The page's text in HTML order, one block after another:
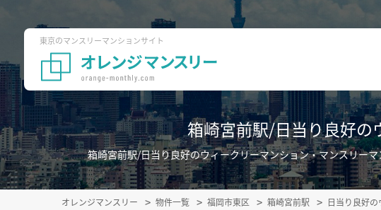
東京のマンスリーマンションサイト
箱崎宮前駅/日当り良好の
箱崎宮前駅/日当り良好のウィークリーマンション・マンスリー
オレンジマンスリー 物件一覧 福岡市東区 箱崎宮前駅 日当り良好